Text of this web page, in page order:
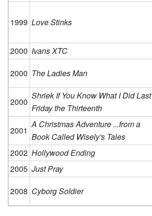
1999 Love Stinks
2000 Ivans XTC
2000 The Ladies Man
2000
Shriek If You Know What I Did Last
Friday the Thirteenth
2001
A Christmas Adventure ...from a
Book Called Wisely's Tales
2002 Hollywood Ending
2005 Just Pray
2008 Cyborg Soldier